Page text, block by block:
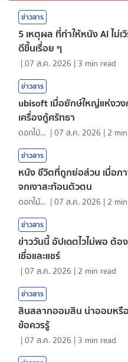
ข่าวสาร
5 เหตุผล ที่ทำให้หนัง AI ไม่
ดีขึ้นเรื่อย ๆ
|07 ส.ค. 2026 | 3 min read
ข่าวสาร
ubisoft เมื่อยักษ์ใหญ่แห่งวง
เครื่องกู้ศรัทธา
ดอกไม้กับสายน้ำ |07 ส.ค. 2026 | 2
ข่าวสาร
หนัง ชีวิตที่ถูกย่อส่วน เมื่อภ
จกเงาสะท้อนตัวตน
ดอกไม้กับสายน้ำ |07 ส.ค. 2026 | 2
ข่าวสาร
ข่าววันนี้ อัปเดตไวไม่พอ ต้อ
เชื่อและแชร์
|07 ส.ค. 2026 | 2 min read
ข่าวสาร
สินสลากออมสิน น่าออมหรือ
ข้อควรรู้
|07 ส.ค. 2026 | 3 min read